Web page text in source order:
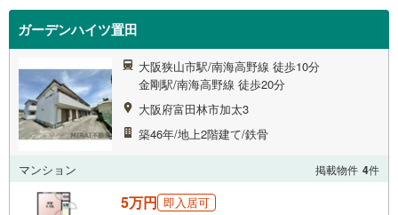
ガーデンハイツ置田
大阪狭山市駅/南海高野線 徒歩10分
金剛駅/南海高野線 徒歩20分
大阪府富田林市加太3
築46年/地上2階建て/鉄骨
マンション 掲載物件 4件
5万円 即入居可